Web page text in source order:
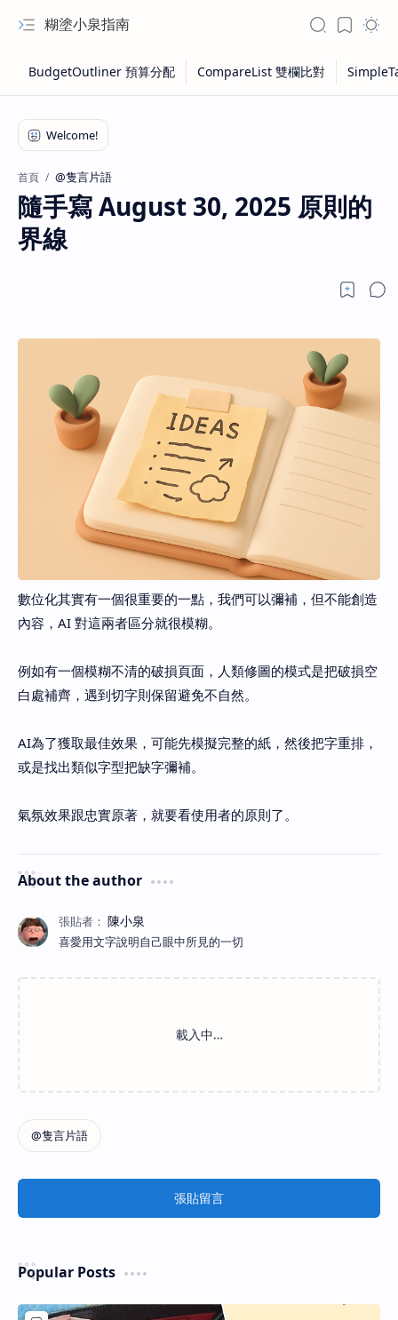
糊塗小泉指南
首頁 @隻言片語
隨手寫 August 30, 2025 原則的
界線
數位化其實有一個很重要的一點，我們可以彌補，但不能創造
內容，AI 對這兩者區分就很模糊。
例如有一個模糊不清的破損頁面，人類修圖的模式是把破損空
白處補齊，遇到切字則保留避免不自然。
AI為了獲取最佳效果，可能先模擬完整的紙，然後把字重排，
或是找出類似字型把缺字彌補。
氣氛效果跟忠實原著，就要看使用者的原則了。
About the author
喜愛用文字說明自己眼中所見的一切
張貼留言
Popular Posts